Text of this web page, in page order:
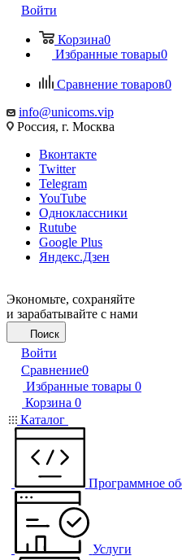
Войти
Корзина0
Избранные товары0
Сравнение товаров0
info@unicoms.vip
Россия, г. Москва
Вконтакте
Twitter
Telegram
YouTube
Одноклассники
Rutube
Google Plus
Яндекс.Дзен
Экономьте, сохраняйте
и зарабатывайте с нами
Поиск
Войти
Сравнение0
Избранные товары 0
Корзина 0
Каталог
Программное
Услуги